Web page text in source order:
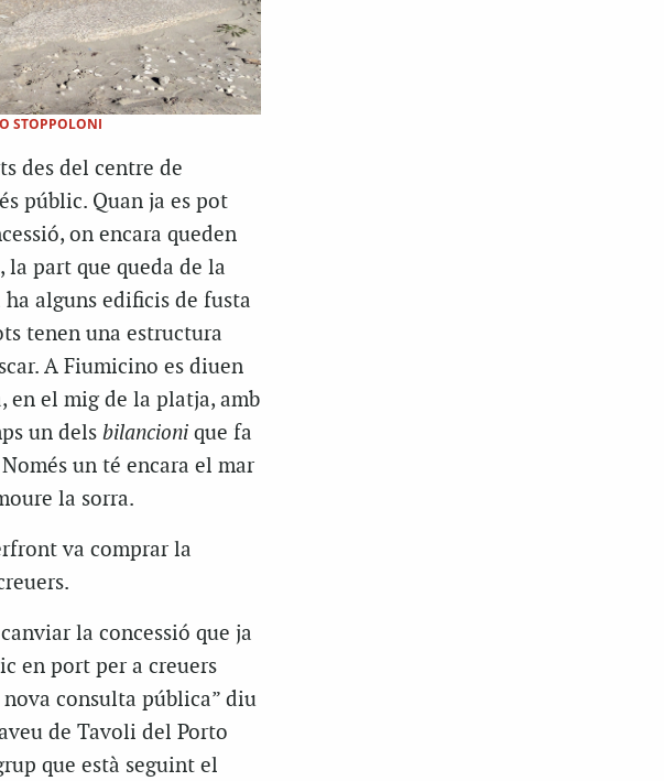
STOPPOLONI
des del centre de
públic. Quan ja es pot
on encara queden
la part que queda de la
alguns edificis de fusta
tenen una estructura
A Fiumicino es diuen
en el mig de la platja, amb
un dels bilancionique fa
un té encara el mar
la sorra.
va comprar la
la concessió que ja
en port per a creuers
consulta pública” diu
de Tavoli del Porto
que està seguint el